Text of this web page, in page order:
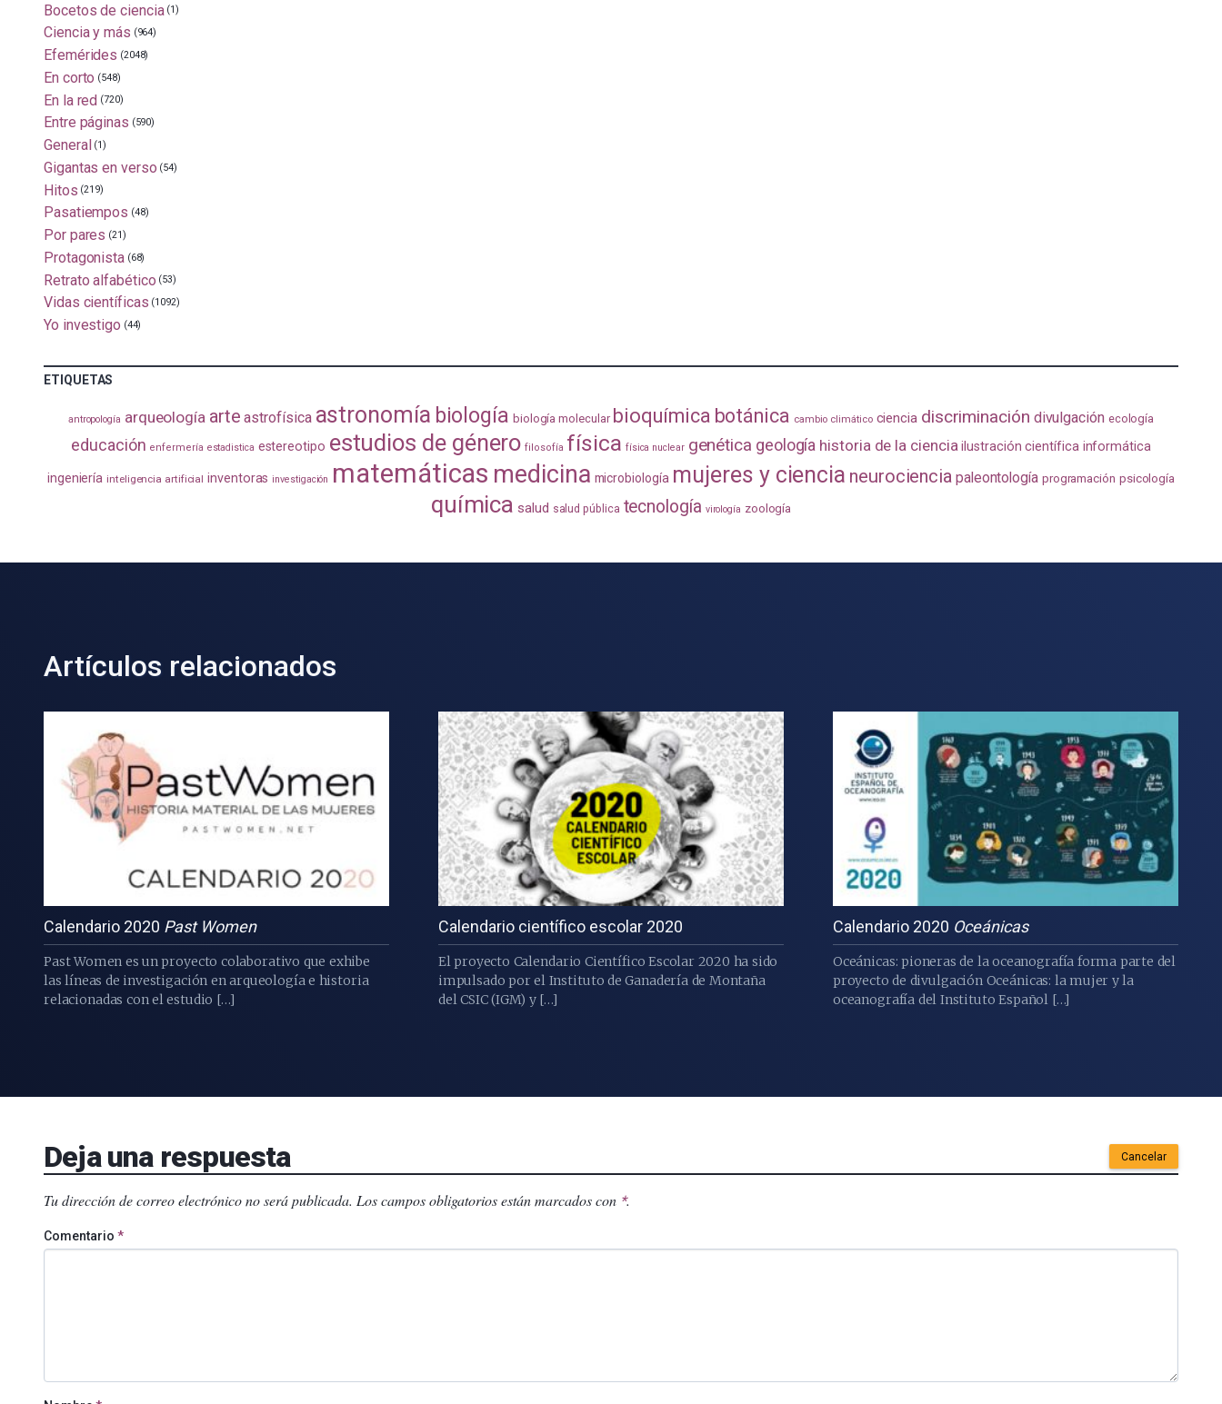
Bocetos de ciencia (1)
Ciencia y más (964)
Efemérides (2048)
En corto (548)
En la red (720)
Entre páginas (590)
General (1)
Gigantas en verso (54)
Hitos (219)
Pasatiempos (48)
Por pares (21)
Protagonista (68)
Retrato alfabético (53)
Vidas científicas (1092)
Yo investigo (44)
ETIQUETAS
antropología arqueología arte astrofísica astronomía biología biología molecular bioquímica botánica cambio climático ciencia discriminación divulgación ecología
educación enfermería estadistica estereotipo estudios de género filosofía física física nuclear genética geología historia de la ciencia ilustración científica informática
ingeniería inteligencia artificial inventoras investigación matemáticas medicina microbiología mujeres y ciencia neurociencia paleontología programación psicología
química salud salud pública tecnología virología zoología
Artículos relacionados
Calendario 2020 Past Women
Past Women es un proyecto colaborativo que exhibe
las líneas de investigación en arqueología e historia
relacionadas con el estudio […]
Calendario científico escolar 2020
El proyecto Calendario Científico Escolar 2020 ha sido
impulsado por el Instituto de Ganadería de Montaña
del CSIC (IGM) y […]
Calendario 2020 Oceánicas
Oceánicas: pioneras de la oceanografía forma parte del
proyecto de divulgación Oceánicas: la mujer y la
oceanografía del Instituto Español […]
Deja una respuesta Cancelar
Tu dirección de correo electrónico no será publicada. Los campos obligatorios están marcados con *.
Comentario *